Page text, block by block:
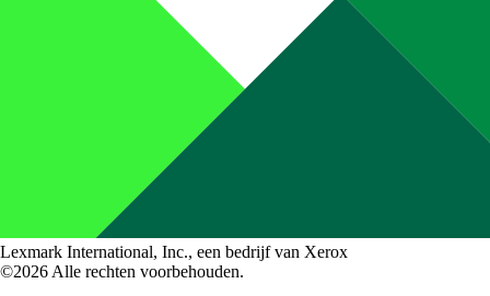
Lexmark International, Inc., een bedrijf van Xerox
©2026 Alle rechten voorbehouden.